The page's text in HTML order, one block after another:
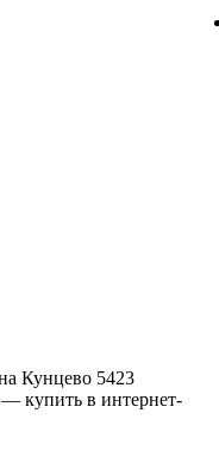
Кунцево 5423
купить в интернет-